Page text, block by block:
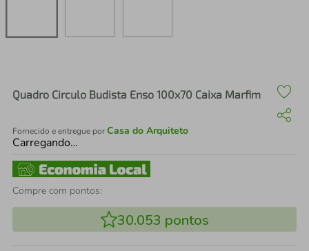
Quadro Circulo Budista Enso 100x70 Caixa Marfim
Fornecido e entregue porCasa do Arquiteto
Carregando…
Compre com pontos:
30.053 pontos